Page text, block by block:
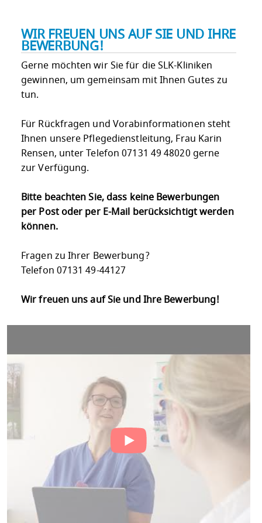
WIR FREUEN UNS AUF SIE UND IHRE
BEWERBUNG!
Gerne möchten wir Sie für die SLK-Kliniken
gewinnen, um gemeinsam mit Ihnen Gutes zu
tun.
Für Rückfragen und Vorabinformationen steht
Ihnen unsere Pflegedienstleitung, Frau Karin
Rensen, unter Telefon 07131 49 48020 gerne
zur Verfügung.
Bitte beachten Sie, dass keine Bewerbungen
per Post oder per E-Mail berücksichtigt werden
können.
Fragen zu Ihrer Bewerbung?
Telefon 07131 49-44127
Wir freuen uns auf Sie und Ihre Bewerbung!